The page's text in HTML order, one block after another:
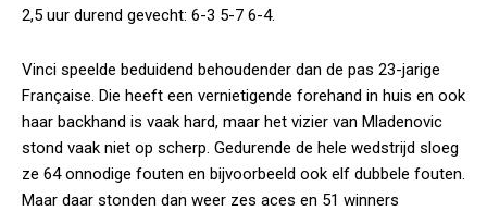
2,5 uur durend gevecht: 6-3 5-7 6-4.
Vinci speelde beduidend behoudender dan de pas 23-jarige
Française. Die heeft een vernietigende forehand in huis en ook
haar backhand is vaak hard, maar het vizier van Mladenovic
stond vaak niet op scherp. Gedurende de hele wedstrijd sloeg
ze 64 onnodige fouten en bijvoorbeeld ook elf dubbele fouten.
Maar daar stonden dan weer zes aces en 51 winners